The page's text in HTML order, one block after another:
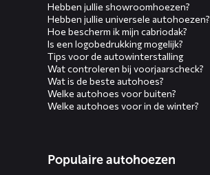
Hebben jullie showroomhoezen?
Hebben jullie universele autohoezen?
Hoe bescherm ik mijn cabriodak?
Is een logobedrukking mogelijk?
Tips voor de autowinterstalling
Wat controleren bij voorjaarscheck?
Wat is de beste autohoes?
Welke autohoes voor buiten?
Welke autohoes voor in de winter?
Populaire autohoezen